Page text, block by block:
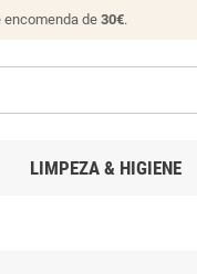
encomenda de 30€.
LIMPEZA & HIGIENE